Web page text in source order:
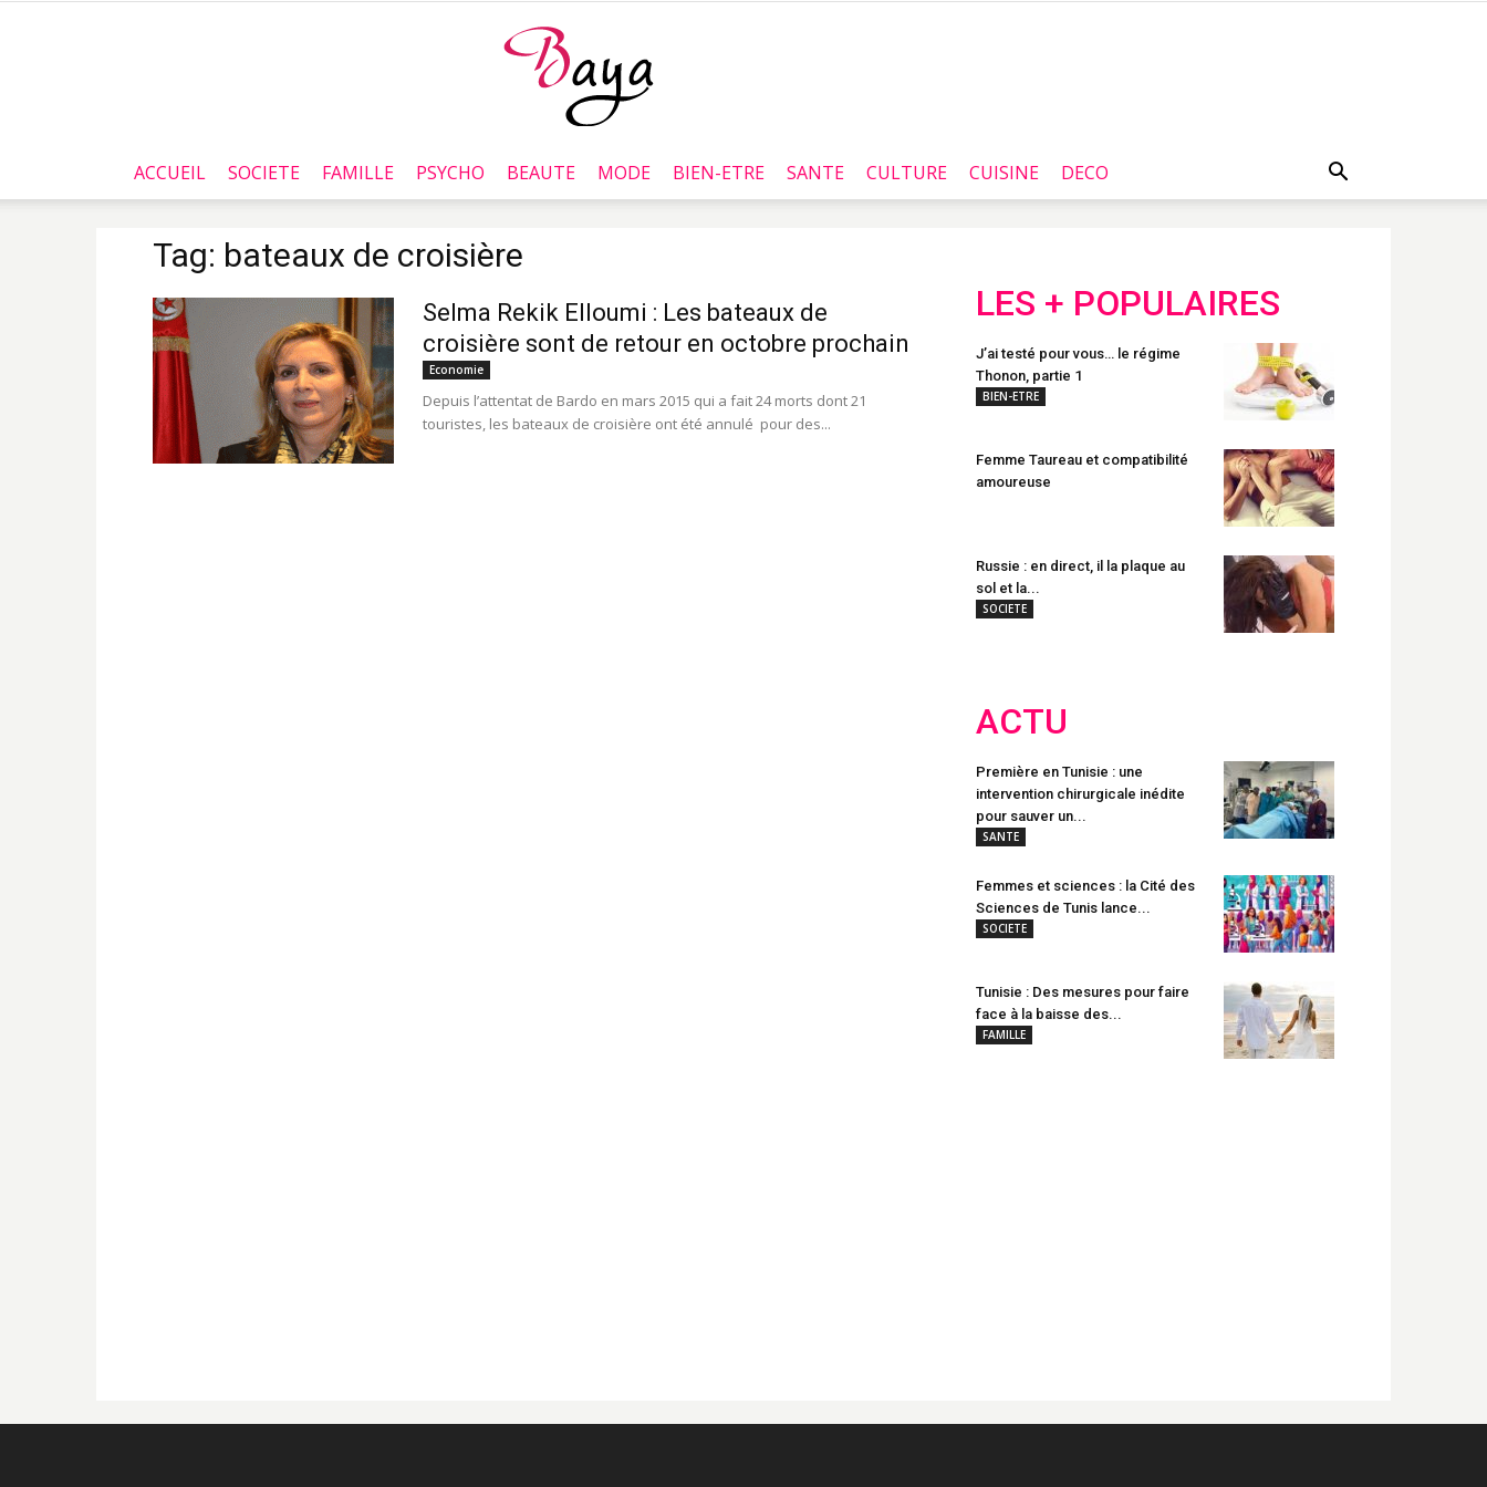
Baya.tn
ACCUEIL SOCIETE FAMILLE PSYCHO BEAUTE MODE BIEN-ETRE SANTE CULTURE CUISINE DECO
Tag: bateaux de croisière
Selma Rekik Elloumi : Les bateaux de
croisière sont de retour en octobre prochain
Economie
Depuis l’attentat de Bardo en mars 2015 qui a fait 24 morts dont 21
touristes, les bateaux de croisière ont été annulé pour des...
LES + POPULAIRES
J’ai testé pour vous… le régime
Thonon, partie 1
BIEN-ETRE
Femme Taureau et compatibilité
amoureuse
Russie : en direct, il la plaque au
sol et la...
SOCIETE
ACTU
Première en Tunisie : une
intervention chirurgicale inédite
pour sauver un...
SANTE
Femmes et sciences : la Cité des
Sciences de Tunis lance...
SOCIETE
Tunisie : Des mesures pour faire
face à la baisse des...
FAMILLE